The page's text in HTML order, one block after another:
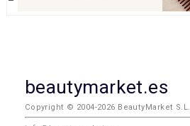
beautymarket.es
Copyright © 2004-2026 BeautyMarket S.L.